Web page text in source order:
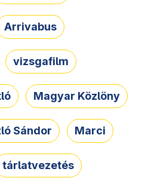
Arrivabus
vizsgafilm
Magyar Közlöny
Sándor Marci
tárlatvezetés